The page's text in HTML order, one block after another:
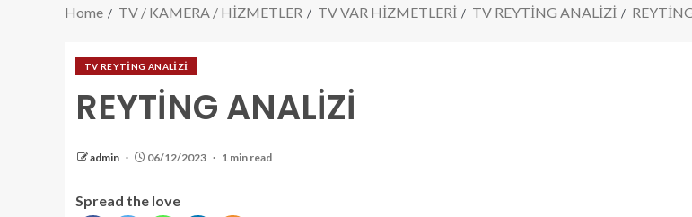
Home TV / KAMERA / HİZMETLER TV VAR HİZMETLERİ TV REYTİNG ANALİZİ
TV REYTİNG ANALİZİ
REYTİNG ANALİZİ
admin 06/12/2023 1 min read
Spread the love